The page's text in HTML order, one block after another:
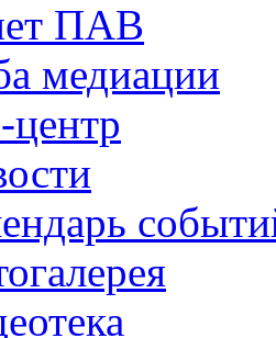
ПАВ
медиации
центр